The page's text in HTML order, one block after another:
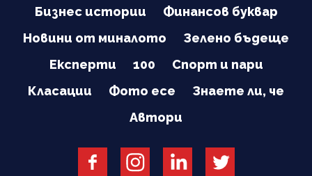
Бизнес истории
Финансов буквар
Новини от миналото
Зелено бъдеще
Експерти
100
Спорт и пари
Класации
Фото есе
Знаете ли, че
Автори